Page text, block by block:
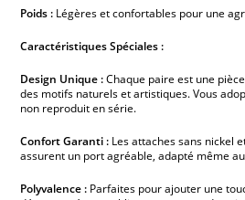
Poids : Légères et confortables pour une
Caractéristiques Spéciales :
Design Unique :Chaque paire est une
des motifs naturels et artistiques. Vous
non reproduit en série.
Confort Garanti : Les attaches sans nickel
assurent un port agréable, adapté même
Polyvalence : Parfaites pour ajouter une